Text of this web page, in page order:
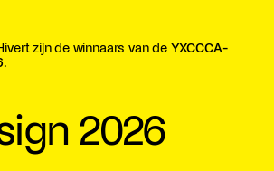
zijn de winnaars van de YXCCCA-
.
2026